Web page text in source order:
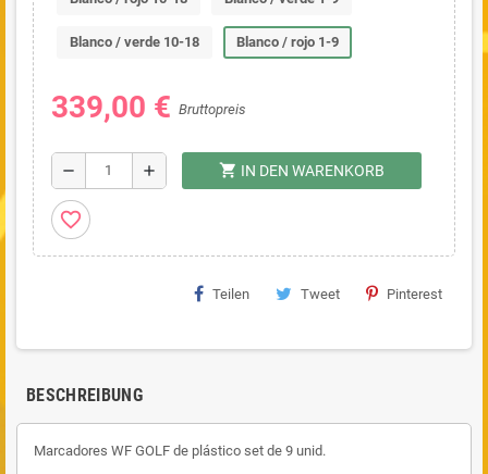
Blanco / verde 10-18 Blanco / rojo 1-9
339,00 € Bruttopreis
remove add shopping_cart IN DEN WARENKORB
favorite_border
Teilen Tweet Pinterest
BESCHREIBUNG
Marcadores WF GOLF de plástico set de 9 unid.